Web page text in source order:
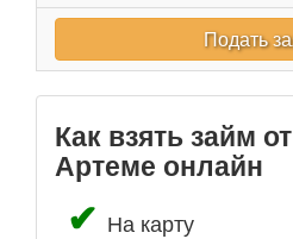
Подать
Как взять займ
Артеме онлайн
На карту